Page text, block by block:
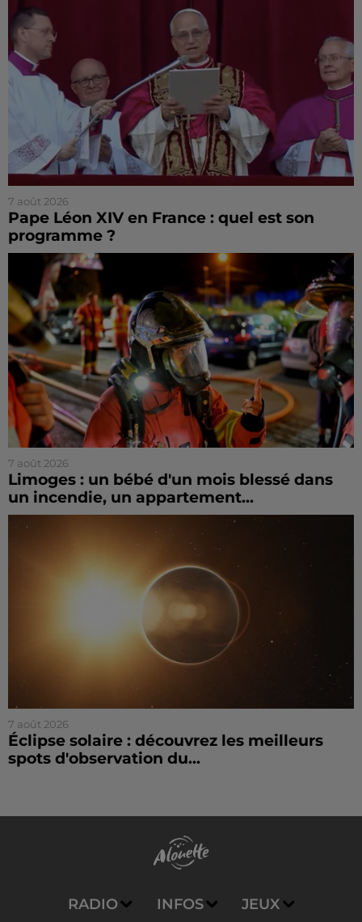
7 août 2026
Pape Léon XIV en France : quel est son
programme ?
7 août 2026
Limoges : un bébé d'un mois blessé dans
un incendie, un appartement...
7 août 2026
Éclipse solaire : découvrez les meilleurs
spots d'observation du...
RADIO INFOS JEUX